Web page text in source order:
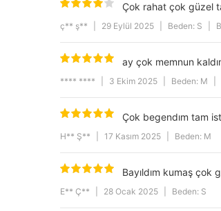
Materyal
Çok rahat çok güzel
ç** ş** 29 Eylül 2025 Beden: S
ay çok memnun
**** **** 3 Ekim 2025 Beden: M
Çok begendım tam
H** Ş** 17 Kasım 2025 Beden: M
Bayıldım kumaş
E** Ç** 28 Ocak 2025 Beden: S